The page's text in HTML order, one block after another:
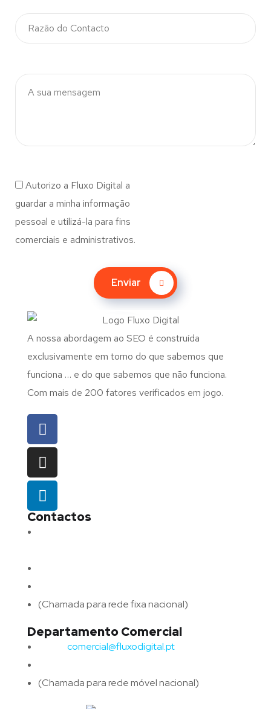
Autorizo a Fluxo Digital a
guardar a minha informação
pessoal e utilizá-la para fins
comerciais e administrativos.
Enviar
A nossa abordagem ao SEO é construída
exclusivamente em torno do que sabemos que
funciona … e do que sabemos que não funciona.
Com mais de 200 fatores verificados em jogo.
Contactos
(Chamada para rede fixa nacional)
Departamento Comercial
comercial@fluxodigital.pt
(Chamada para rede móvel nacional)